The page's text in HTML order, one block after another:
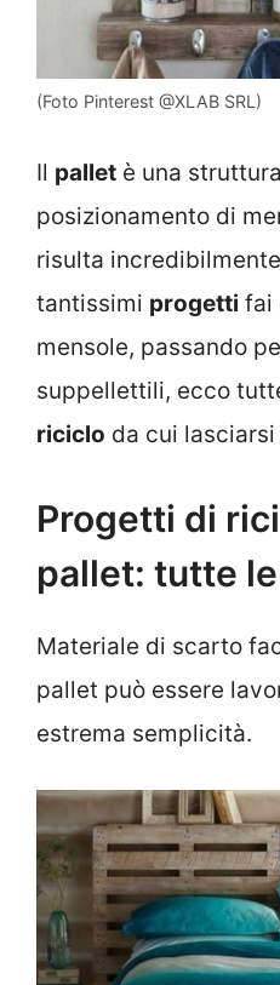
(Foto Pinterest @XLAB SRL)
Il pallet è una
posizionamento di
risulta
tantissimi progetti fai
mensole, passando
suppellettili, ecco
riciclo da cui
Progetti di
pallet: tutte
Materiale di scarto
pallet può essere
estrema semplicità.